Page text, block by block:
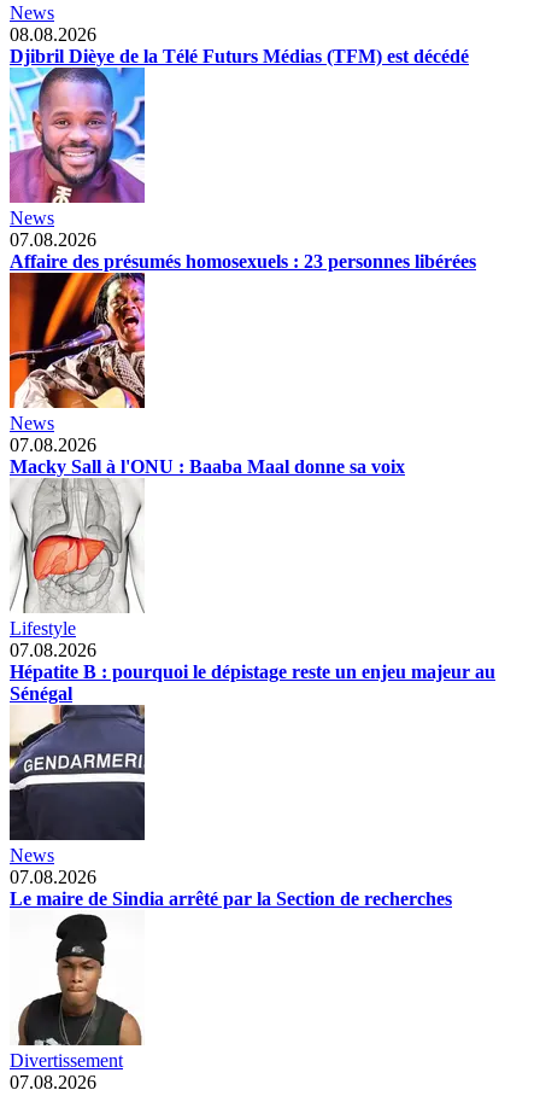
News
08.08.2026
Djibril Dièye de la Télé Futurs Médias (TFM) est décédé
News
07.08.2026
Affaire des présumés homosexuels : 23 personnes libérées
News
07.08.2026
Macky Sall à l'ONU : Baaba Maal donne sa voix
Lifestyle
07.08.2026
Hépatite B : pourquoi le dépistage reste un enjeu majeur au
Sénégal
News
07.08.2026
Le maire de Sindia arrêté par la Section de recherches
Divertissement
07.08.2026